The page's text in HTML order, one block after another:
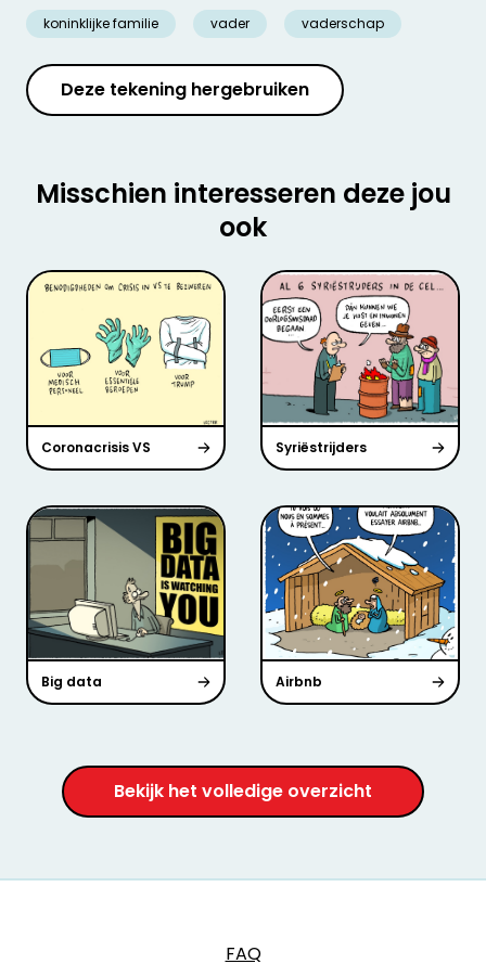
koninklijke familie vader vaderschap
Deze tekening hergebruiken
Misschien interesseren deze jou
ook
Coronacrisis VS Syriëstrijders
Big data Airbnb
Bekijk het volledige overzicht
FAQ